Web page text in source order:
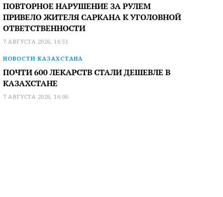
ПОВТОРНОЕ НАРУШЕНИЕ ЗА РУЛЕМ
ПРИВЕЛО ЖИТЕЛЯ САРКАНА К УГОЛОВНОЙ
ОТВЕТСТВЕННОСТИ
7 АВГУСТА 2026, 16:51
НОВОСТИ КАЗАХСТАНА
ПОЧТИ 600 ЛЕКАРСТВ СТАЛИ ДЕШЕВЛЕ В
КАЗАХСТАНЕ
7 АВГУСТА 2026, 16:06